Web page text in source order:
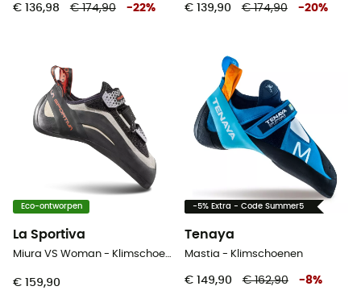
€ 136,98 € 174,90 -22% € 139,90 € 174,90 -20%
Eco-ontworpen
La Sportiva
Miura VS Woman - Klimschoenen - Dames
€ 159,90
-5% Extra - Code Summer5
Tenaya
Mastia - Klimschoenen
€ 149,90 € 162,90 -8%